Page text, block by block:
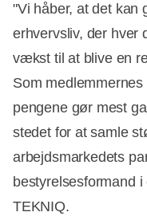
"Vi håber, at det kan
erhvervsliv, der hver
vækst til at blive en
Som
pengene gør mest
stedet for at samle
arbejdsmarkedets
bestyrelsesformand
TEKNIQ.